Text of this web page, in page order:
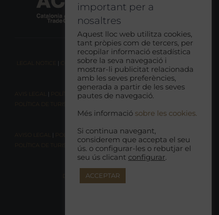
LEGAL NOTICE | COOKIE CONSENT|RESPONSIBLE TOURISM POLICY
AVIS LEGAL | POLÍTICA DE COOKIES| POLÍTICA DE PRIVACITAT
POLÍTICA DE TURISME RESPONSABLE
AVISO LEGAL | POLÍTICA DE COOKIES | POLÍTICA DE PRIVACIDAD
POLÍTICA DE TURISMO RESPONSABLE
DECLARACIÓN DE ACCESIBILIDAD
important per a
nosaltres
Aquest lloc web utilitza cookies,
tant pròpies com de tercers, per
recopilar informació estadística
sobre la seva navegació i
mostrar-li publicitat relacionada
amb les seves preferències,
generada a partir de les seves
pautes de navegació.
Més informació sobre les cookies.
Si continua navegant,
considerem que accepta el seu
ús. o configurar-les o rebutjar el
seu ús clicant configurar.
ACCEPTAR